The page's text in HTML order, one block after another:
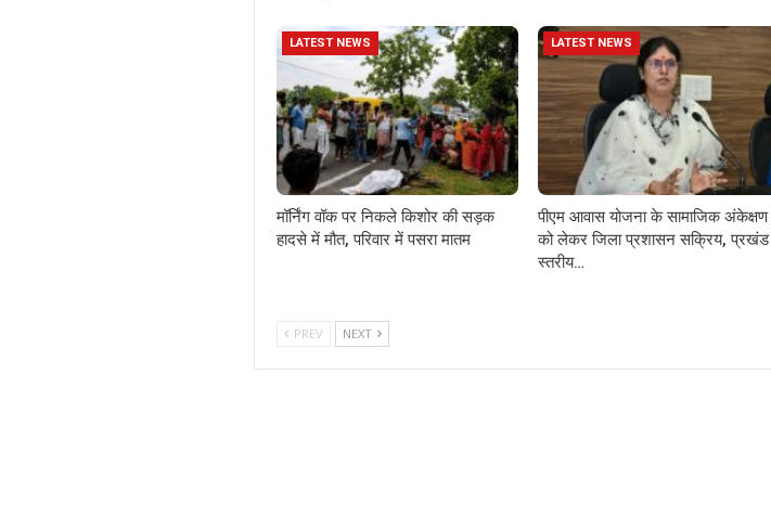
LATEST NEWS
मॉर्निंग वॉक पर निकले किशोर की सड़क
हादसे में मौत, परिवार में पसरा मातम
LATEST NEWS
पीएम आवास योजना के सामाजिक अंकेक्षण
को लेकर जिला प्रशासन सक्रिय, प्रखंड
स्तरीय…
PREV NEXT